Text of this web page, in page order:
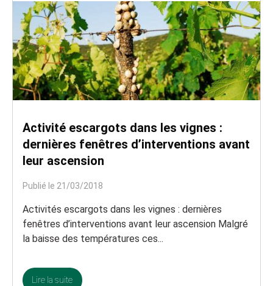
Activité escargots dans les vignes :
dernières fenêtres d’interventions avant
leur ascension
Publié le 21/03/2018
Activités escargots dans les vignes : dernières
fenêtres d’interventions avant leur ascension Malgré
la baisse des températures ces...
Lire la suite